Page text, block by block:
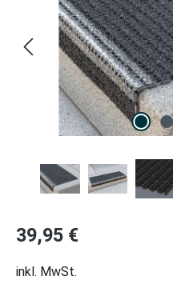
Regulärer Preis:
39,95 €
inkl. MwSt.